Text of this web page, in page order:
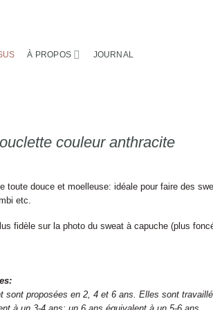
À PROPOS JOURNAL
couleur anthracite
toute douce et moelleuse: idéale pour faire des
etc.
fidèle sur la photo du sweat à capuche (plus
sont proposées en 2, 4 et 6 ans. Elles sont